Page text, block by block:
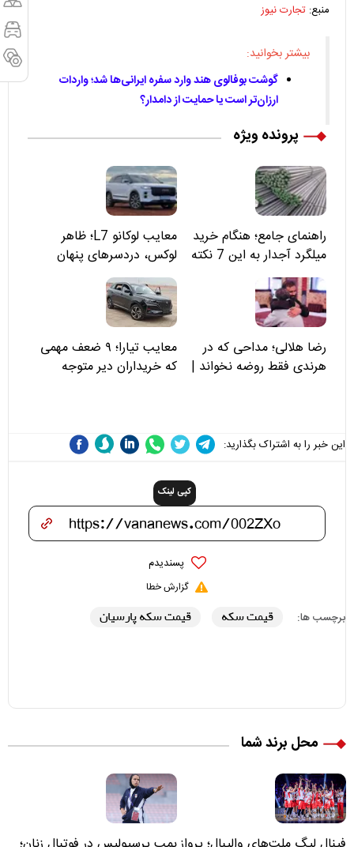
منبع: تجارت نیوز
بیشتر بخوانید:
گوشت بوفالوی هند وارد سفره ایرانی‌ها شد؛ واردات
ارزان‌تر است یا حمایت از دامدار؟
پرونده ویژه
راهنمای جامع؛ هنگام خرید
میلگرد آجدار به این 7 نکته
توجه کنید
معایب لوکانو L7؛ ظاهر
لوکس، دردسرهای پنهان
رضا هلالی؛ مداحی که در
هرندی فقط روضه نخواند |
معایب تیارا؛ ۹ ضعف مهمی
که خریداران دیر متوجه
این خبر را به اشتراک بگذارید:
کپی لینک
پسندیدم
گزارش خطا
برچسب ها: قیمت سکه قیمت سکه پارسیان
محل برند شما